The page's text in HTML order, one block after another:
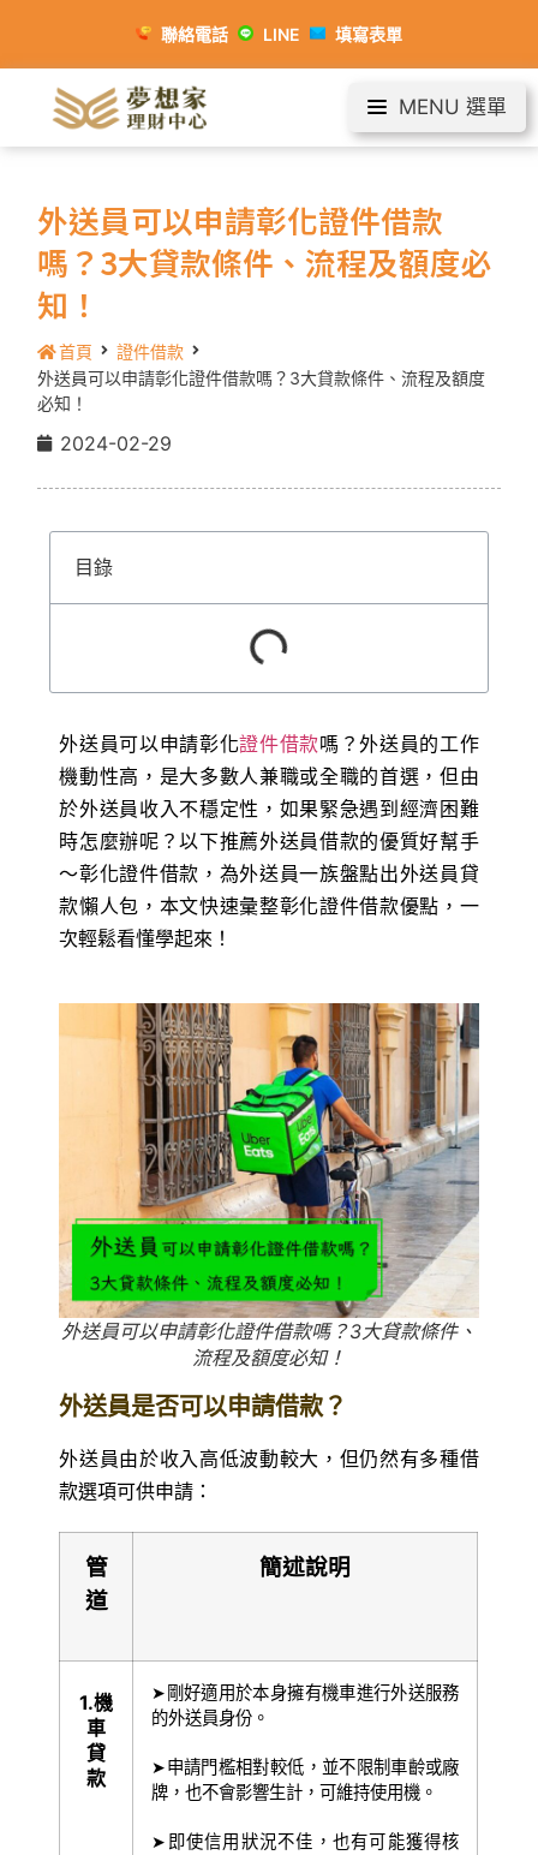
聯絡電話 LINE 填寫表單
MENU 選單
外送員可以申請彰化證件借款
嗎？3大貸款條件、流程及額度必
知！
首頁
證件借款
外送員可以申請彰化證件借款嗎？3大貸款條件、流程及額度
必知！
2024-02-29
目錄
外送員可以申請彰化證件借款嗎？外送員的工作
機動性高，是大多數人兼職或全職的首選，但由
於外送員收入不穩定性，如果緊急遇到經濟困難
時怎麼辦呢？以下推薦外送員借款的優質好幫手
～彰化證件借款，為外送員一族盤點出外送員貸
款懶人包，本文快速彙整彰化證件借款優點，一
次輕鬆看懂學起來！
外送員可以申請彰化證件借款嗎？3大貸款條件、
流程及額度必知！
外送員是否可以申請借款？
外送員由於收入高低波動較大，但仍然有多種借
款選項可供申請：
管
道
簡述說明
1.機
車
貸
款
➤剛好適用於本身擁有機車進行外送服務
的外送員身份。
➤申請門檻相對較低，並不限制車齡或廠
牌，也不會影響生計，可維持使用機。
➤即使信用狀況不佳，也有可能獲得核